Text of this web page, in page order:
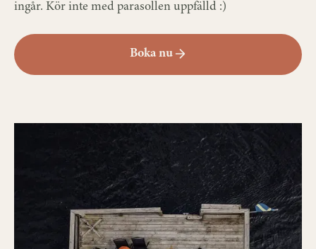
ingår. Kör inte med parasollen uppfälld :)
Boka nu